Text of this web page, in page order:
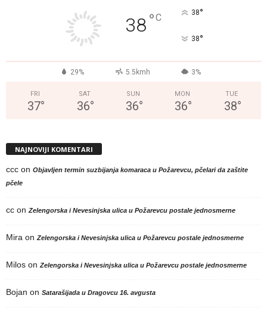
38°C 38°
38°
29% 5.5kmh 3%
FRI
37°
SAT
36°
SUN
36°
MON
36°
TUE
38°
NAJNOVIJI KOMENTARI
ccc on Objavljen termin suzbijanja komaraca u Požarevcu, pčelari da zaštite
pčele
cc on Zelengorska i Nevesinjska ulica u Požarevcu postale jednosmerne
Mira on Zelengorska i Nevesinjska ulica u Požarevcu postale jednosmerne
Milos on Zelengorska i Nevesinjska ulica u Požarevcu postale jednosmerne
Bojan on Satarašijada u Dragovcu 16. avgusta